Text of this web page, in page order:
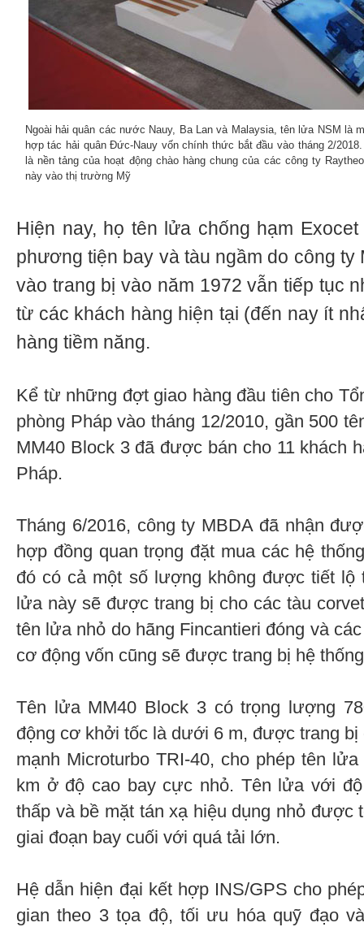
Ngoài hải quân các nước Nauy, Ba Lan và Malaysia, tên lửa NSM là
hợp tác hải quân Đức-Nauy vốn chính thức bắt đầu vào tháng 2/
là nền tảng của hoạt động chào hàng chung của các công ty
này vào thị trường Mỹ
Hiện nay, họ tên lửa chống hạm
phương tiện bay và tàu ngầm do công ty
vào trang bị vào năm 1972 vẫn tiếp tục
từ các khách hàng hiện tại (đến nay ít
hàng tiềm năng.
Kể từ những đợt giao hàng đầu tiên cho
phòng Pháp vào tháng 12/2010, gần 500
ММ40 Block 3 đã được bán cho 11 khách
Pháp.
Tháng 6/2016, công ty MBDA đã nhận
hợp đồng quan trọng đặt mua các hệ
đó có cả một số lượng không được tiết lộ
lửa này sẽ được trang bị cho các tàu
tên lửa nhỏ do hãng Fincantieri đóng và
cơ động vốn cũng sẽ được trang bị hệ
Tên lửa ММ40 Block 3 có trọng lượng
động cơ khởi tốc là dưới 6 m, được trang
mạnh Microturbo TRI-40, cho phép tên
km ở độ cao bay cực nhỏ. Tên lửa với
thấp và bề mặt tán xạ hiệu dụng nhỏ
giai đoạn bay cuối với quá tải lớn.
Hệ dẫn hiện đại kết hợp INS/GPS cho
gian theo 3 tọa độ, tối ưu hóa quỹ đạo